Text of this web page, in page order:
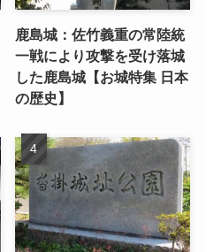
鹿島城：佐竹義重の常陸統
一戦により攻撃を受け落城
した鹿島城【お城特集 日本
の歴史】